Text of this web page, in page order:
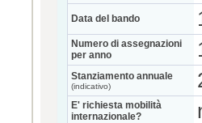
Data del bando
Numero di assegnazioni
per anno
Stanziamento annuale
(indicativo)
E' richiesta mobilità
internazionale?